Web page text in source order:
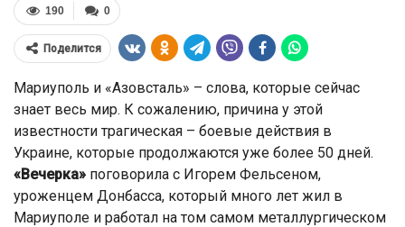
0
190
Поделится
Мариуполь и «Азовсталь» – слова, которые сейчас
знает весь мир. К сожалению, причина у этой
известности трагическая – боевые действия в
Украине, которые продолжаются уже более 50 дней.
«Вечерка» поговорила с Игорем Фельсеном,
уроженцем Донбасса, который много лет жил в
Мариуполе и работал на том самом металлургическом